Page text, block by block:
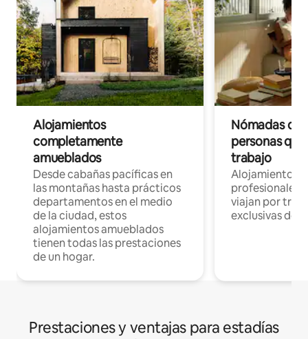
Alojamientos
completamente
amueblados
Desde cabañas pacíficas en
las montañas hasta prácticos
departamentos en el medio
de la ciudad, estos
alojamientos amueblados
tienen todas las prestaciones
de un hogar.
Nómadas
personas
trabajo
Alojamientos
profesionales
viajan por
exclusivas de
Prestaciones y ventajas para estadías